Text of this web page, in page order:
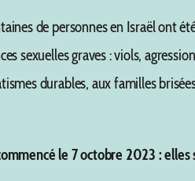
de personnes en Israël ont
sexuelles graves : viols,
durables, aux familles
le 7 octobre 2023 :